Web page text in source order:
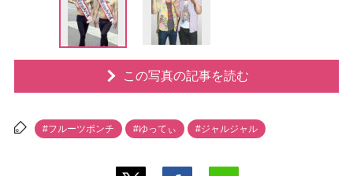
この写真の記事を読む
#フルーツポンチ #ゆってぃ #ジャルジャル